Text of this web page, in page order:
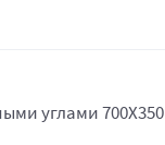
углами 700Х350